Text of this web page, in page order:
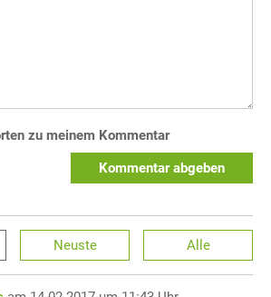
zu meinem Kommentar
Kommentar abgeben
Neuste Alle